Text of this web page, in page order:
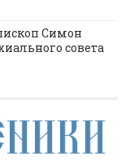
Симон
совета